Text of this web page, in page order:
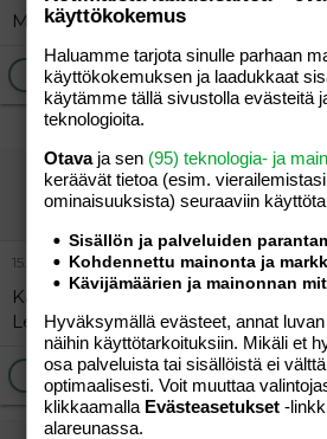
Magnesiumia ja paljon vettä. Hae
Ilmoita asiaton viesti
vicy
Aktiivinen jäsen
15.04.2012
Kannattaa juoda paljon vettä ja
Levolacia sen maksimi annoksen
Ilmoita asiaton viesti
käyttökokemus
Haluamme tarjota sinulle parhaan
käyttökokemuksen ja laadukkaat
käytämme tällä sivustolla evästeitä
teknologioita.
Otavaja sen (95) teknologia- ja
keräävät tietoa (esim.
ominaisuuk­sista) seuraaviin
Sisällön ja palveluiden
Kohdennettu mainonta ja
Kävijämäärien ja mainonnan
Hyväksymällä evästeet, annat
näihin käyttötarkoituksiin. Mikäli et
osa palveluista tai sisällöistä ei
optimaalisesti. Voit muuttaa
klikkaamalla Evästeasetukset -
alareunassa.